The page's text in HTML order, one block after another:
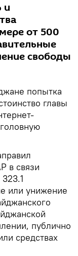
и
от 500
свободы
попытка
главы
в связи
или унижение
публично
средствах